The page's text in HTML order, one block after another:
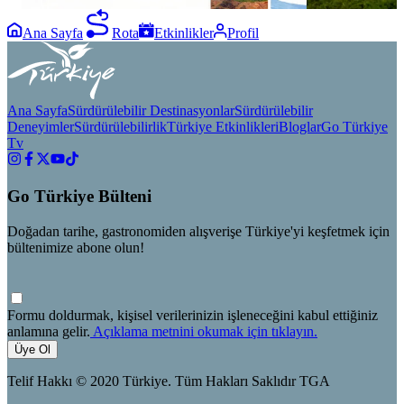
Ana Sayfa Rota Etkinlikler Profil
Ana SayfaSürdürülebilir DestinasyonlarSürdürülebilir
DeneyimlerSürdürülebilirlikTürkiye EtkinlikleriBloglarGo Türkiye
Tv
Go Türkiye Bülteni
Doğadan tarihe, gastronomiden alışverişe Türkiye'yi keşfetmek için
bültenimize abone olun!
Formu doldurmak, kişisel verilerinizin işleneceğini kabul ettiğiniz
anlamına gelir. Açıklama metnini okumak için tıklayın.
Üye Ol
Telif Hakkı © 2020 Türkiye. Tüm Hakları Saklıdır TGA